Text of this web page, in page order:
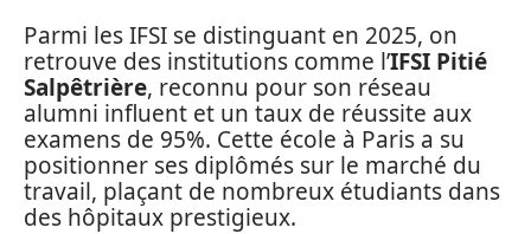
Parmi les IFSI se distinguant en 2025, on
retrouve des institutions comme l’IFSI Pitié
Salpêtrière, reconnu pour son réseau
alumni influent et un taux de réussite aux
examens de 95%. Cette école à Paris a su
positionner ses diplômés sur le marché du
travail, plaçant de nombreux étudiants dans
des hôpitaux prestigieux.